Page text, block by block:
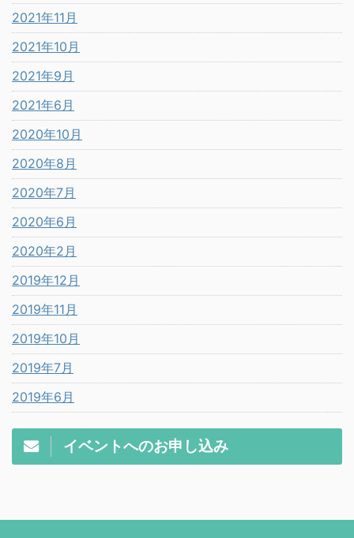
2021年11月
2021年10月
2021年9月
2021年6月
2020年10月
2020年8月
2020年7月
2020年6月
2020年2月
2019年12月
2019年11月
2019年10月
2019年7月
2019年6月
イベントへのお申し込み